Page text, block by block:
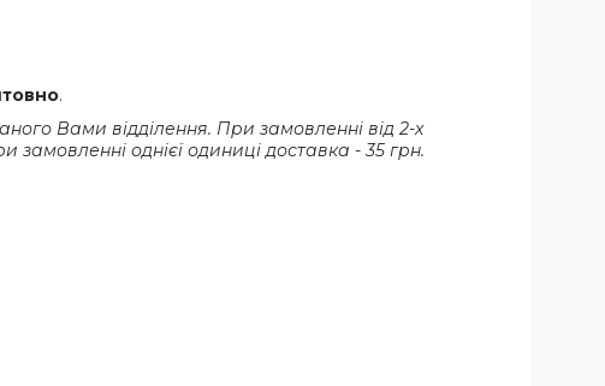
.
Вами відділення. При замовленні від 2-х
однієї одиниці доставка - 35 грн.